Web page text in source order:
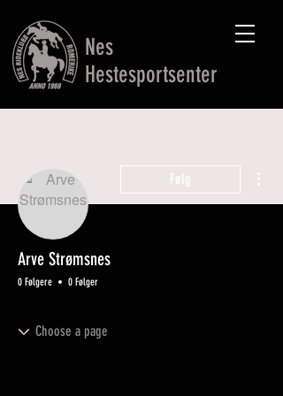
Nes
Hestesportsenter
Følg
Arve Strømsnes
0 Følgere 0 Følger